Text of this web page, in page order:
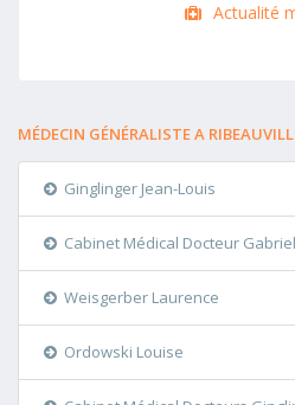
Actualité
MÉDECIN GÉNÉRALISTE A
Ginglinger Jean-Louis
Cabinet Médical Docteur
Weisgerber Laurence
Ordowski Louise